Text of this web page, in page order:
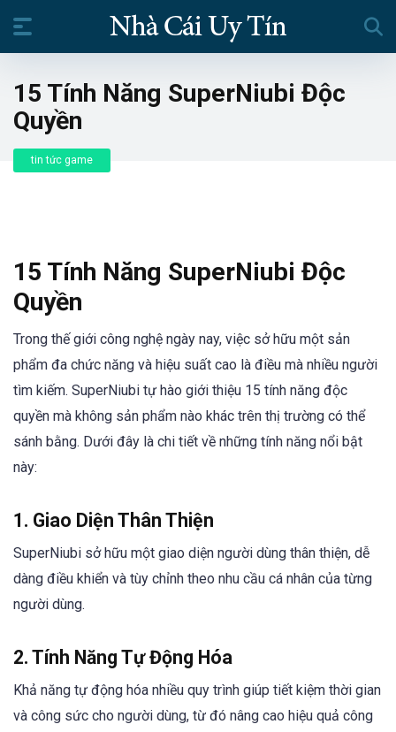
15 Tính Năng SuperNiubi Độc
Quyền
tin tức game
15 Tính Năng SuperNiubi Độc
Quyền
Trong thế giới công nghệ ngày nay, việc sở hữu một sản
phẩm đa chức năng và hiệu suất cao là điều mà nhiều người
tìm kiếm. SuperNiubi tự hào giới thiệu 15 tính năng độc
quyền mà không sản phẩm nào khác trên thị trường có thể
sánh bằng. Dưới đây là chi tiết về những tính năng nổi bật
này:
1. Giao Diện Thân Thiện
SuperNiubi sở hữu một giao diện người dùng thân thiện, dễ
dàng điều khiển và tùy chỉnh theo nhu cầu cá nhân của từng
người dùng.
2. Tính Năng Tự Động Hóa
Khả năng tự động hóa nhiều quy trình giúp tiết kiệm thời gian
và công sức cho người dùng, từ đó nâng cao hiệu quả công